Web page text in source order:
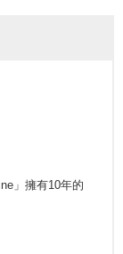
」擁有10年的